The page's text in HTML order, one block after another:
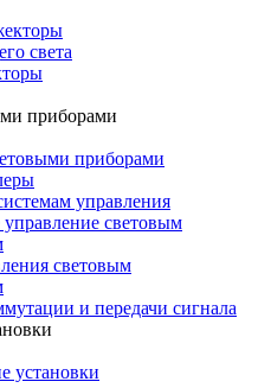
света
приборами
приборами
управления
световым
световым
и передачи сигнала
установки